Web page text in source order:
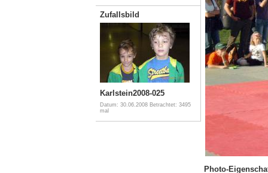
Zufallsbild
Karlstein2008-025
Datum: 30.06.2008 Betrachtet: 3495
mal
Photo-